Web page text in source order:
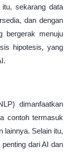
sekarang data
dan dengan
bergerak menuju
hipotesis, yang
dimanfaatkan
contoh termasuk
lainnya. Selain itu,
dari AI dan